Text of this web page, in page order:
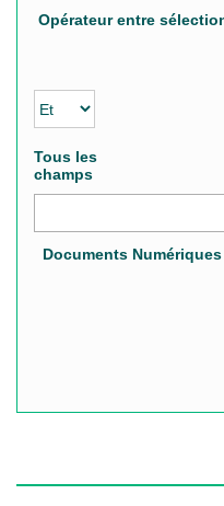
Opérateur entre
Tous les
champs
Documents Numériques